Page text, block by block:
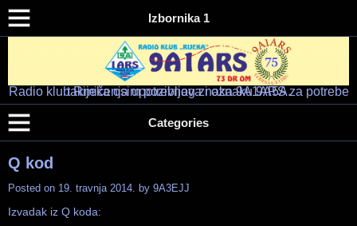
Izbornika 1
Radio klub "RIJEKA" – 9A1ARS – 9A5A
HAM RADIO KLUB RIJEKA
Radio klub Rijeka osim pozivnog znaka 9A1ARS za potrebe takmičenja upotrebljava i oznaku 9A5A.
Categories
Q kod
Posted on 19. travnja 2014. by 9A3EJJ
Izvadak iz Q koda: